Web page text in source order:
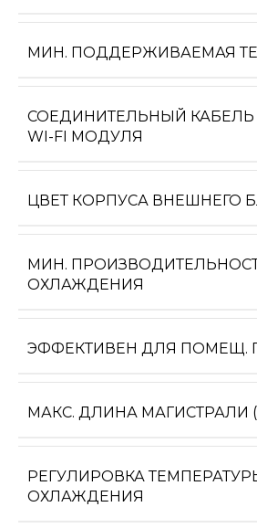
МИН. ПОДДЕРЖИВАЕМАЯ
СОЕДИНИТЕЛЬНЫЙ КАБЕЛЬ
WI-FI МОДУЛЯ
ЦВЕТ КОРПУСА ВНЕШНЕГО
МИН.
ОХЛАЖДЕНИЯ
ЭФФЕКТИВЕН ДЛЯ
МАКС. ДЛИНА МАГИСТРАЛИ
РЕГУЛИРОВКА
ОХЛАЖДЕНИЯ